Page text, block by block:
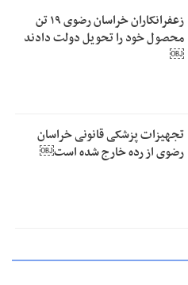
زعفرانکاران خراسان رضوی ۱۹ تن
محصول خود را تحویل دولت دادند
￼
تجهیزات پزشکی قانونی خراسان
رضوی از رده خارج شده است￼